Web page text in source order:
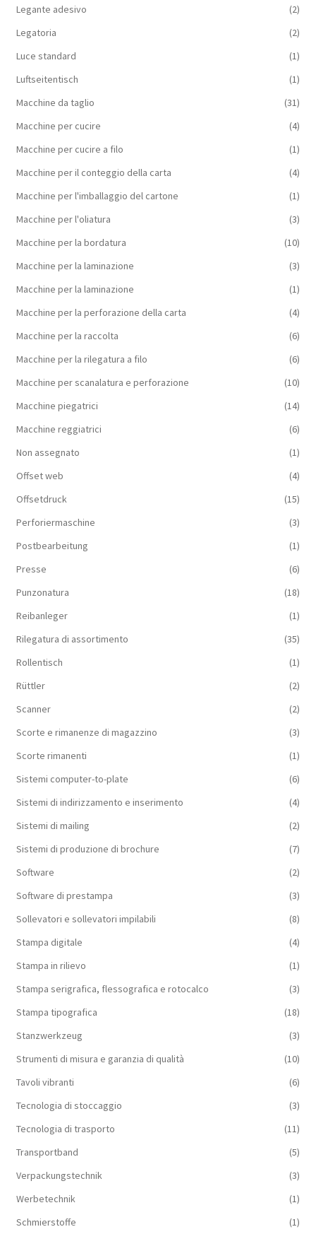
Legante adesivo
(2)
Legatoria
(2)
Luce standard
(1)
Luftseitentisch
(1)
Macchine da taglio
(31)
Macchine per cucire
(4)
Macchine per cucire a filo
(1)
Macchine per il conteggio della carta
(4)
Macchine per l'imballaggio del cartone
(1)
Macchine per l'oliatura
(3)
Macchine per la bordatura
(10)
Macchine per la laminazione
(3)
Macchine per la laminazione
(1)
Macchine per la perforazione della carta
(4)
Macchine per la raccolta
(6)
Macchine per la rilegatura a filo
(6)
Macchine per scanalatura e perforazione
(10)
Macchine piegatrici
(14)
Macchine reggiatrici
(6)
Non assegnato
(1)
Offset web
(4)
Offsetdruck
(15)
Perforiermaschine
(3)
Postbearbeitung
(1)
Presse
(6)
Punzonatura
(18)
Reibanleger
(1)
Rilegatura di assortimento
(35)
Rollentisch
(1)
Rüttler
(2)
Scanner
(2)
Scorte e rimanenze di magazzino
(3)
Scorte rimanenti
(1)
Sistemi computer-to-plate
(6)
Sistemi di indirizzamento e inserimento
(4)
Sistemi di mailing
(2)
Sistemi di produzione di brochure
(7)
Software
(2)
Software di prestampa
(3)
Sollevatori e sollevatori impilabili
(8)
Stampa digitale
(4)
Stampa in rilievo
(1)
Stampa serigrafica, flessografica e rotocalco
(3)
Stampa tipografica
(18)
Stanzwerkzeug
(3)
Strumenti di misura e garanzia di qualità
(10)
Tavoli vibranti
(6)
Tecnologia di stoccaggio
(3)
Tecnologia di trasporto
(11)
Transportband
(5)
Verpackungstechnik
(3)
Werbetechnik
(1)
Schmierstoffe
(1)